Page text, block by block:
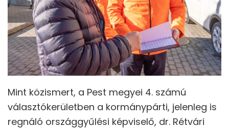
Mint közismert, a Pest megyei 4. számú
választókerületben a kormánypárti, jelenleg is
regnáló országgyűlési képviselő, dr. Rétvári